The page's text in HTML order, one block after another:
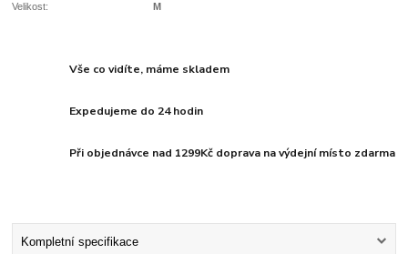
Velikost:
M
Vše co vidíte, máme skladem
Expedujeme do 24 hodin
Při objednávce nad 1299Kč doprava na výdejní místo zdarma
Kompletní specifikace